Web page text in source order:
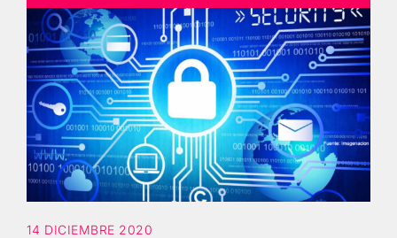
Ámbitos
Xnet en la prensa
Newsletter
Búsqueda
14 DICIEMBRE 2020